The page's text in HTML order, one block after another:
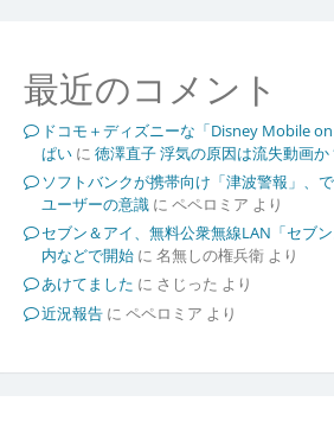
最近のコメント
ドコモ＋ディズニーな「Disney Mobile
ぱいに 徳澤直子 浮気の原因は流失動画か
ソフトバンクが携帯向け「津波警報」、
ユーザーの意識に ペペロミア より
セブン＆アイ、無料公衆無線LAN「セブ
内などで開始に 名無しの権兵衛より
あけてました に さじった より
近況報告に ペペロミア より